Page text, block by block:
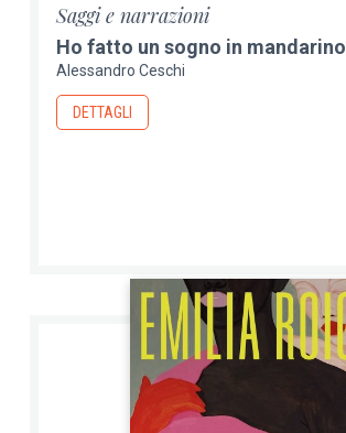
Saggi e narrazioni
Ho fatto un sogno in mandarino
Alessandro Ceschi
DETTAGLI